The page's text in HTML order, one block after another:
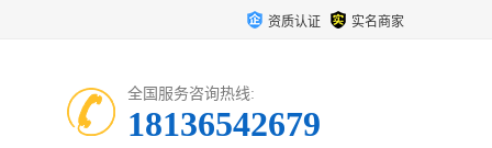
资质认证 实名商家
全国服务咨询热线:
18136542679